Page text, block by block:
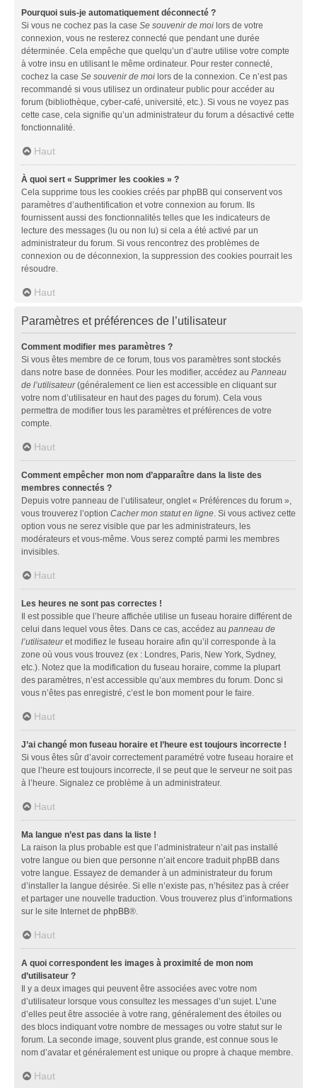
Pourquoi suis-je automatiquement déconnecté ?
Si vous ne cochez pas la case Se souvenir de moi lors de votre
connexion, vous ne resterez connecté que pendant une durée
déterminée. Cela empêche que quelqu’un d’autre utilise votre compte
à votre insu en utilisant le même ordinateur. Pour rester connecté,
cochez la case Se souvenir de moi lors de la connexion. Ce n’est pas
recommandé si vous utilisez un ordinateur public pour accéder au
forum (bibliothèque, cyber-café, université, etc.). Si vous ne voyez pas
cette case, cela signifie qu’un administrateur du forum a désactivé cette
fonctionnalité.
Haut
À quoi sert « Supprimer les cookies » ?
Cela supprime tous les cookies créés par phpBB qui conservent vos
paramètres d’authentification et votre connexion au forum. Ils
fournissent aussi des fonctionnalités telles que les indicateurs de
lecture des messages (lu ou non lu) si cela a été activé par un
administrateur du forum. Si vous rencontrez des problèmes de
connexion ou de déconnexion, la suppression des cookies pourrait les
résoudre.
Haut
Paramètres et préférences de l’utilisateur
Comment modifier mes paramètres ?
Si vous êtes membre de ce forum, tous vos paramètres sont stockés
dans notre base de données. Pour les modifier, accédez au Panneau
de l’utilisateur(généralement ce lien est accessible en cliquant sur
votre nom d’utilisateur en haut des pages du forum). Cela vous
permettra de modifier tous les paramètres et préférences de votre
compte.
Haut
Comment empêcher mon nom d’apparaître dans la liste des
membres connectés ?
Depuis votre panneau de l’utilisateur, onglet « Préférences du forum »,
vous trouverez l’option Cacher mon statut en ligne. Si vous activez cette
option vous ne serez visible que par les administrateurs, les
modérateurs et vous-même. Vous serez compté parmi les membres
invisibles.
Haut
Les heures ne sont pas correctes !
Il est possible que l’heure affichée utilise un fuseau horaire différent de
celui dans lequel vous êtes. Dans ce cas, accédez au panneau de
l’utilisateuret modifiez le fuseau horaire afin qu’il corresponde à la
zone où vous vous trouvez (ex : Londres, Paris, New York, Sydney,
etc.). Notez que la modification du fuseau horaire, comme la plupart
des paramètres, n’est accessible qu’aux membres du forum. Donc si
vous n’êtes pas enregistré, c’est le bon moment pour le faire.
Haut
J’ai changé mon fuseau horaire et l’heure est toujours incorrecte !
Si vous êtes sûr d’avoir correctement paramétré votre fuseau horaire et
que l’heure est toujours incorrecte, il se peut que le serveur ne soit pas
à l’heure. Signalez ce problème à un administrateur.
Haut
Ma langue n’est pas dans la liste !
La raison la plus probable est que l’administrateur n’ait pas installé
votre langue ou bien que personne n’ait encore traduit phpBB dans
votre langue. Essayez de demander à un administrateur du forum
d’installer la langue désirée. Si elle n’existe pas, n’hésitez pas à créer
et partager une nouvelle traduction. Vous trouverez plus d’informations
sur le site Internet de phpBB®.
Haut
A quoi correspondent les images à proximité de mon nom
d’utilisateur ?
Il y a deux images qui peuvent être associées avec votre nom
d’utilisateur lorsque vous consultez les messages d’un sujet. L’une
d’elles peut être associée à votre rang, généralement des étoiles ou
des blocs indiquant votre nombre de messages ou votre statut sur le
forum. La seconde image, souvent plus grande, est connue sous le
nom d’avatar et généralement est unique ou propre à chaque membre.
Haut